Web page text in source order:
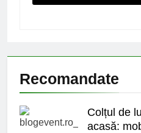
Recomandate
Colțul de
acasă: